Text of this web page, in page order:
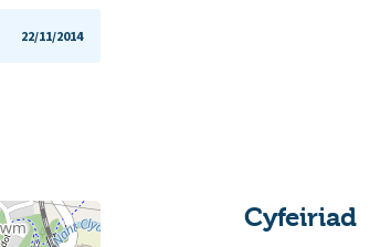
22/11/2014
Cyfeiriad